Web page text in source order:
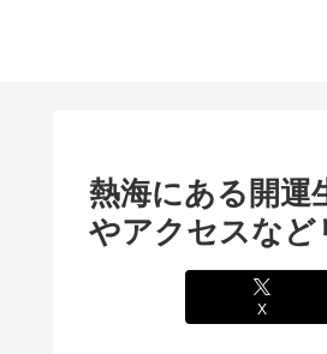
熱海にある開運
やアクセスなど
X